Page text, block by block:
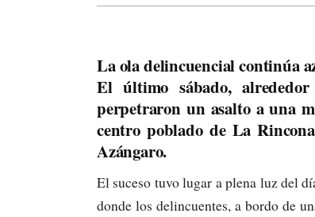
La ola delincuencial continúa
El último sábado,
perpetraron un asalto a una
centro poblado de La
Azángaro.
El suceso tuvo lugar a plena luz del
donde los delincuentes, a bordo de